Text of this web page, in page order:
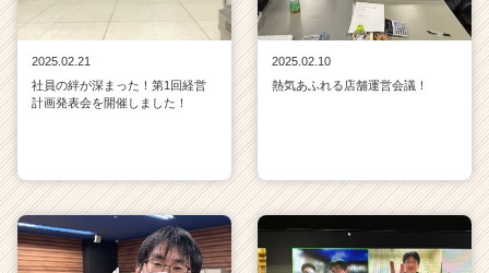
2025.02.21
社員の絆が深まった！第1回経営
計画発表会を開催しました！
2025.02.10
熱気あふれる店舗運営会議！